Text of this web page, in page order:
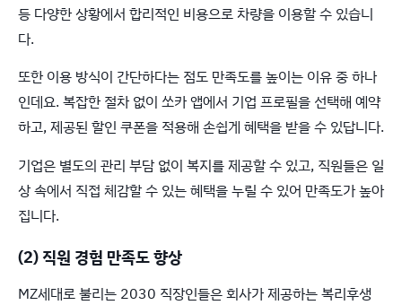
등 다양한 상황에서 합리적인 비용으로 차량을 이용할 수 있습니
다.
또한 이용 방식이 간단하다는 점도 만족도를 높이는 이유 중 하나
인데요. 복잡한 절차 없이 쏘카 앱에서 기업 프로필을 선택해 예약
하고, 제공된 할인 쿠폰을 적용해 손쉽게 혜택을 받을 수 있답니다.
기업은 별도의 관리 부담 없이 복지를 제공할 수 있고, 직원들은 일
상 속에서 직접 체감할 수 있는 혜택을 누릴 수 있어 만족도가 높아
집니다.
(2) 직원 경험 만족도 향상
MZ세대로 불리는 2030 직장인들은 회사가 제공하는 복리후생